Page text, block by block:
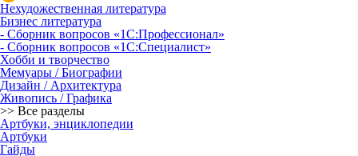
Нехудожественная литература
Бизнес литература
- Сборник вопросов «1С:Профессионал»
- Сборник вопросов «1С:Специалист»
Хобби и творчество
Мемуары / Биографии
Дизайн / Архитектура
Живопись / Графика
>> Все разделы
Артбуки, энциклопедии
Артбуки
Гайды